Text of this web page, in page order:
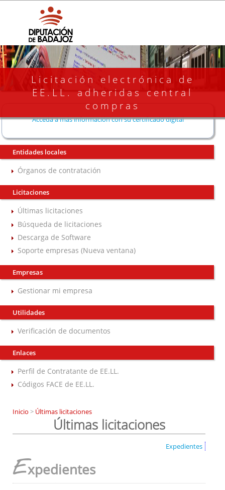
Licitación electrónica de
EE.LL. adheridas central
compras
Acceda a más información con su certificado digital
Entidades locales
Órganos de contratación
Licitaciones
Últimas licitaciones
Búsqueda de licitaciones
Descarga de Software
Soporte empresas (Nueva ventana)
Empresas
Gestionar mi empresa
Utilidades
Verificación de documentos
Enlaces
Perfil de Contratante de EE.LL.
Códigos FACE de EE.LL.
Inicio > Últimas licitaciones
Últimas licitaciones
Expedientes
Expedientes